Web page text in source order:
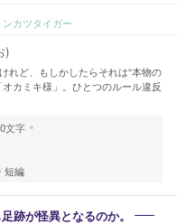
ンカツタイガー
)
れど、もしかしたらそれは“本物の
カミキ様」。ひとつのルール違反
文字
短編
跡が怪異となるのか。